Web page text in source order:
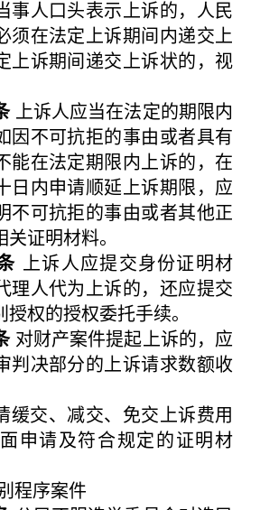
事人口头表示上诉的，人民
须在法定上诉期间内递交上
上诉期间递交上诉状的，视
上诉人应当在法定的期限内
因不可抗拒的事由或者具有
能在法定期限内上诉的，在
日内申请顺延上诉期限，应
不可抗拒的事由或者其他正
证明材料。
上诉人应提交身份证明材
理人代为上诉的，还应提交
权的授权委托手续。
对财产案件提起上诉的，应
判决部分的上诉请求数额收
交、减交、免交上诉费用
申请及符合规定的证明材
程序案件